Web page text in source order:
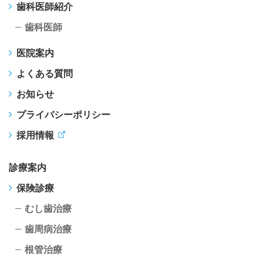
歯科医師紹介
歯科医師
医院案内
よくある質問
お知らせ
プライバシーポリシー
採用情報
診療案内
保険診療
むし歯治療
歯周病治療
根管治療